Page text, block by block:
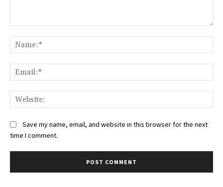
Save my name, email, and website in this browser for the next
time I comment.